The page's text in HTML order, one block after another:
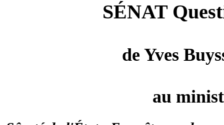
SÉNAT
de Yves
au